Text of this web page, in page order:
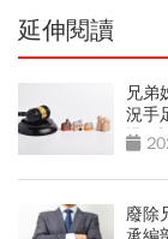
延伸閱讀
兄弟
況手
懂5
廢除